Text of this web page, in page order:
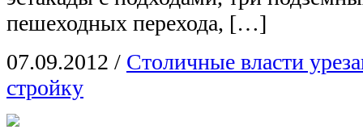
пешеходных перехода, […]
07.09.2012 / Столичные власти
стройку